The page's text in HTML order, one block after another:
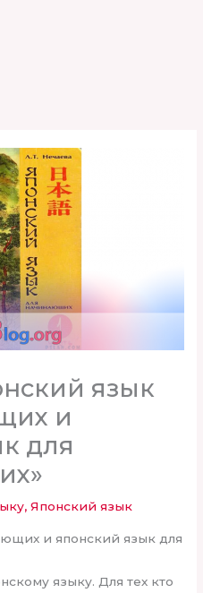
язык
и
для
,Японский язык
и японский язык для
языку. Для тех кто